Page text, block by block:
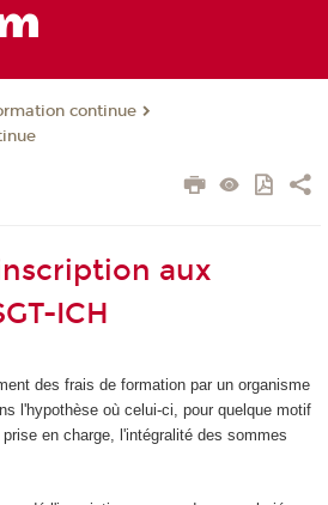
continue
aux
ICH
des frais de formation par un organisme
l'hypothèse où celui-ci, pour quelque motif
en charge, l'intégralité des sommes